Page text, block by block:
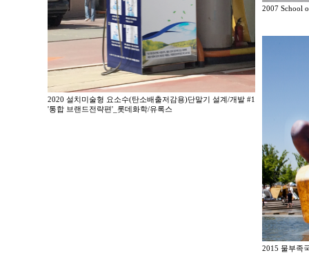
2020 설치미술형 요소수(탄소배출저감용)단말기 설계/개발 #1
'통합 브랜드전략편'_롯데화학/유록스
2007 School
2015 물부족